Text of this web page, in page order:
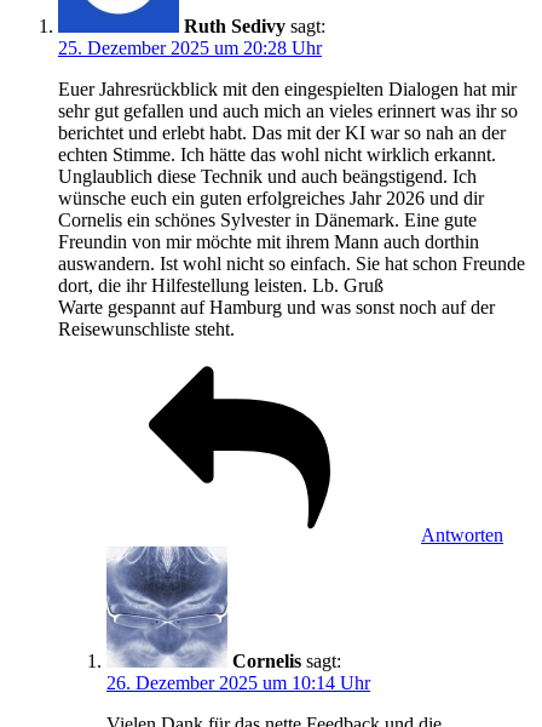
Ruth Sedivy sagt:
25. Dezember 2025 um 20:28 Uhr
Euer Jahresrückblick mit den eingespielten Dialogen hat mir
sehr gut gefallen und auch mich an vieles erinnert was ihr so
berichtet und erlebt habt. Das mit der KI war so nah an der
echten Stimme. Ich hätte das wohl nicht wirklich erkannt.
Unglaublich diese Technik und auch beängstigend. Ich
wünsche euch ein guten erfolgreiches Jahr 2026 und dir
Cornelis ein schönes Sylvester in Dänemark. Eine gute
Freundin von mir möchte mit ihrem Mann auch dorthin
auswandern. Ist wohl nicht so einfach. Sie hat schon Freunde
dort, die ihr Hilfestellung leisten. Lb. Gruß
Warte gespannt auf Hamburg und was sonst noch auf der
Reisewunschliste steht.
Antworten
Cornelis sagt:
26. Dezember 2025 um 10:14 Uhr